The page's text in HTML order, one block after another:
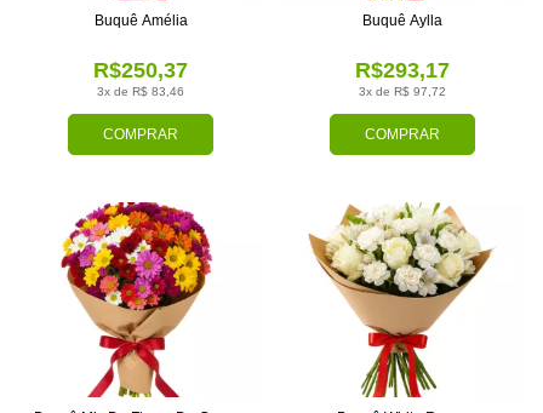
COMPRAR
3x de R$ 83,46
R$250,37
Buquê Amélia
COMPRAR
3x de R$ 97,72
R$293,17
Buquê Aylla